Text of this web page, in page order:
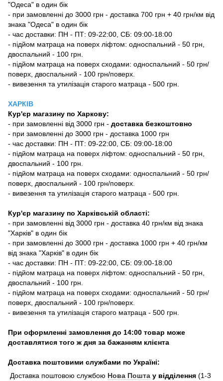
"Одеса" в один бік
- при замовленні до 3000 грн - доставка 700 грн + 40 грн/км від
знака "Одеса" в один бік
- час доставки: ПН - ПТ: 09-22:00, СБ: 09:00-18:00
- підйом матраца на поверх ліфтом: односпальний - 50 грн,
двоспальний - 100 грн.
- підйом матраца на поверх сходами: односпальний - 50 грн/
поверх, двоспальний - 100 грн/поверх.
- вивезення та утилізація старого матраца - 500 грн.
ХАРКІВ
Кур'єр магазину по Харкову:
- при замовленні від 3000 грн - доставка безкоштовно
- при замовленні до 3000 грн - доставка 1000 грн
- час доставки: ПН - ПТ: 09-22:00, СБ: 09:00-18:00
- підйом матраца на поверх ліфтом: односпальний - 50 грн,
двоспальний - 100 грн.
- підйом матраца на поверх сходами: односпальний - 50 грн/
поверх, двоспальний - 100 грн/поверх.
- вивезення та утилізація старого матраца - 500 грн.
Кур'єр магазину по Харківській області:
- при замовленні від 3000 грн - доставка 40 грн/км від знака
"Харків" в один бік
- при замовленні до 3000 грн - доставка 1000 грн + 40 грн/км
від знака "Харків" в один бік
- час доставки: ПН - ПТ: 09-22:00, СБ: 09:00-18:00
- підйом матраца на поверх ліфтом: односпальний - 50 грн,
двоспальний - 100 грн.
- підйом матраца на поверх сходами: односпальний - 50 грн/
поверх, двоспальний - 100 грн/поверх.
- вивезення та утилізація старого матраца - 500 грн.
При оформленні замовлення до 14:00 товар може
доставлятися того ж дня за бажанням клієнта
Доставка поштовими службами по Україні:
Доставка поштовою службою Нова Пошта у відділення (1-3